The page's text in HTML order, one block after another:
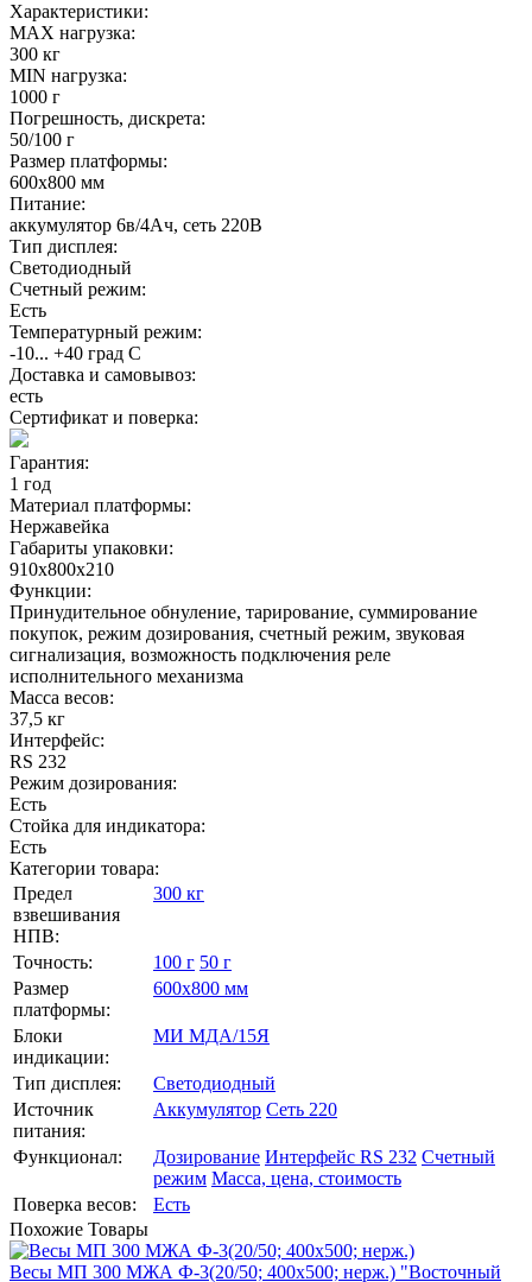
Характеристики:
MAX нагрузка:
300 кг
MIN нагрузка:
1000 г
Погрешность, дискрета:
50/100 г
Размер платформы:
600х800 мм
Питание:
аккумулятор 6в/4Ач, сеть 220В
Тип дисплея:
Светодиодный
Счетный режим:
Есть
Температурный режим:
-10... +40 град С
Доставка и самовывоз:
есть
Сертификат и поверка:
Гарантия:
1 год
Материал платформы:
Нержавейка
Габариты упаковки:
910х800х210
Функции:
Принудительное обнуление, тарирование, суммирование
покупок, режим дозирования, счетный режим, звуковая
сигнализация, возможность подключения реле
исполнительного механизма
Масса весов:
37,5 кг
Интерфейс:
RS 232
Режим дозирования:
Есть
Стойка для индикатора:
Есть
Категории товара:
Предел
взвешивания
НПВ:
300 кг
Точность: 100 г 50 г
Размер
платформы:
600х800 мм
Блоки
индикации:
МИ МДА/15Я
Тип дисплея:
Светодиодный
Источник
питания:
Аккумулятор Сеть 220
Функционал: Дозирование Интерфейс RS 232 Счетный
режим Масса, цена, стоимость
Поверка весов:
Есть
Похожие Товары
Весы МП 300 МЖА Ф-3(20/50; 400х500; нерж.) "Восточный